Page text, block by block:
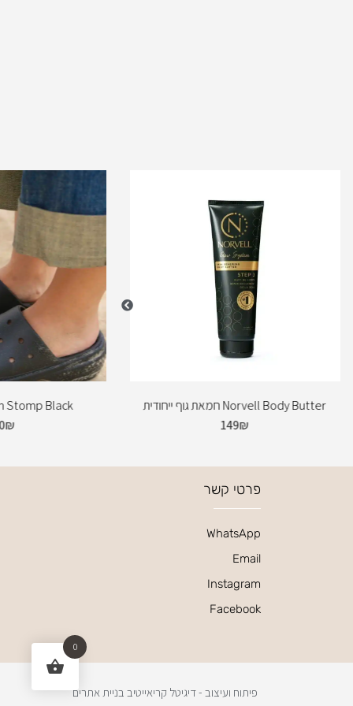
Norvell Body Butter חמאת גוף ייחודית
149₪
Stomp Black
₪
פרטי קשר
WhatsApp
Email
Instagram
Facebook
פיתוח ועיצוב - דיגיטל קריאייטיב בניית אתרים
0